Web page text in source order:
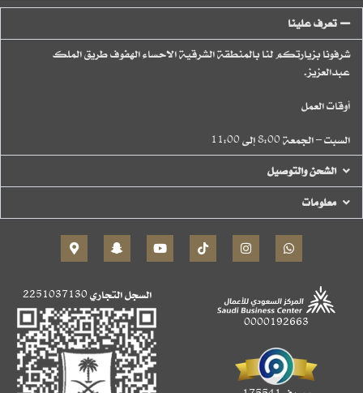
تعرف علينا
شرفونا بزيارتكم لنا بالمنطقة الشرقية الاحساء الهفوف طريق الملك
عبدالعزيز.
أوقات العمل
السبت – الجمعة 8:00 إلى 11:00
الشحن والتوصيل
معلومات
0000192663
السجل التجاري2251037130